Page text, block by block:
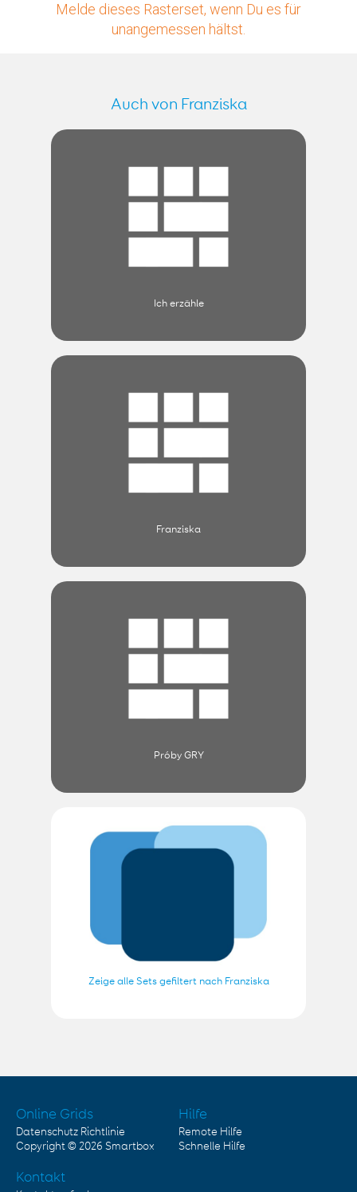
Melde dieses Rasterset, wenn Du es für
unangemessen hältst.
Auch von Franziska
Ich erzähle
Franziska
Próby GRY
Zeige alle Sets gefiltert nach Franziska
Online Grids
Datenschutz Richtlinie
Copyright © 2026 Smartbox
Hilfe
Remote Hilfe
Schnelle Hilfe
Kontakt